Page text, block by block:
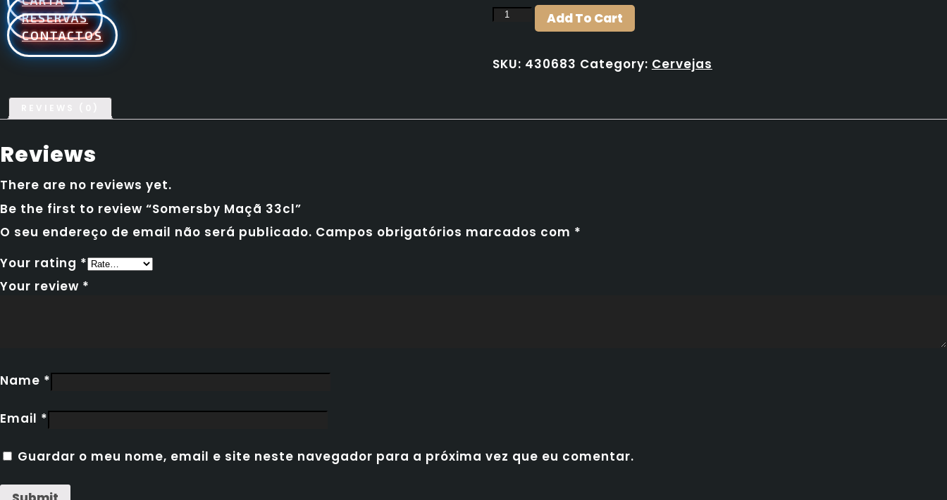
RESERVAS
CONTACTOS
Somersby
quantity
Add To Cart
SKU: 430683 Category: Cervejas
Reviews
There are no reviews yet.
Be the first to review “Somersby Maçã 33cl”
O seu endereço de email não será publicado. Campos obrigatórios marcados com *
Your rating *
Your review *
Name *
Email *
Guardar o meu nome, email e site neste navegador para a próxima vez que eu comentar.